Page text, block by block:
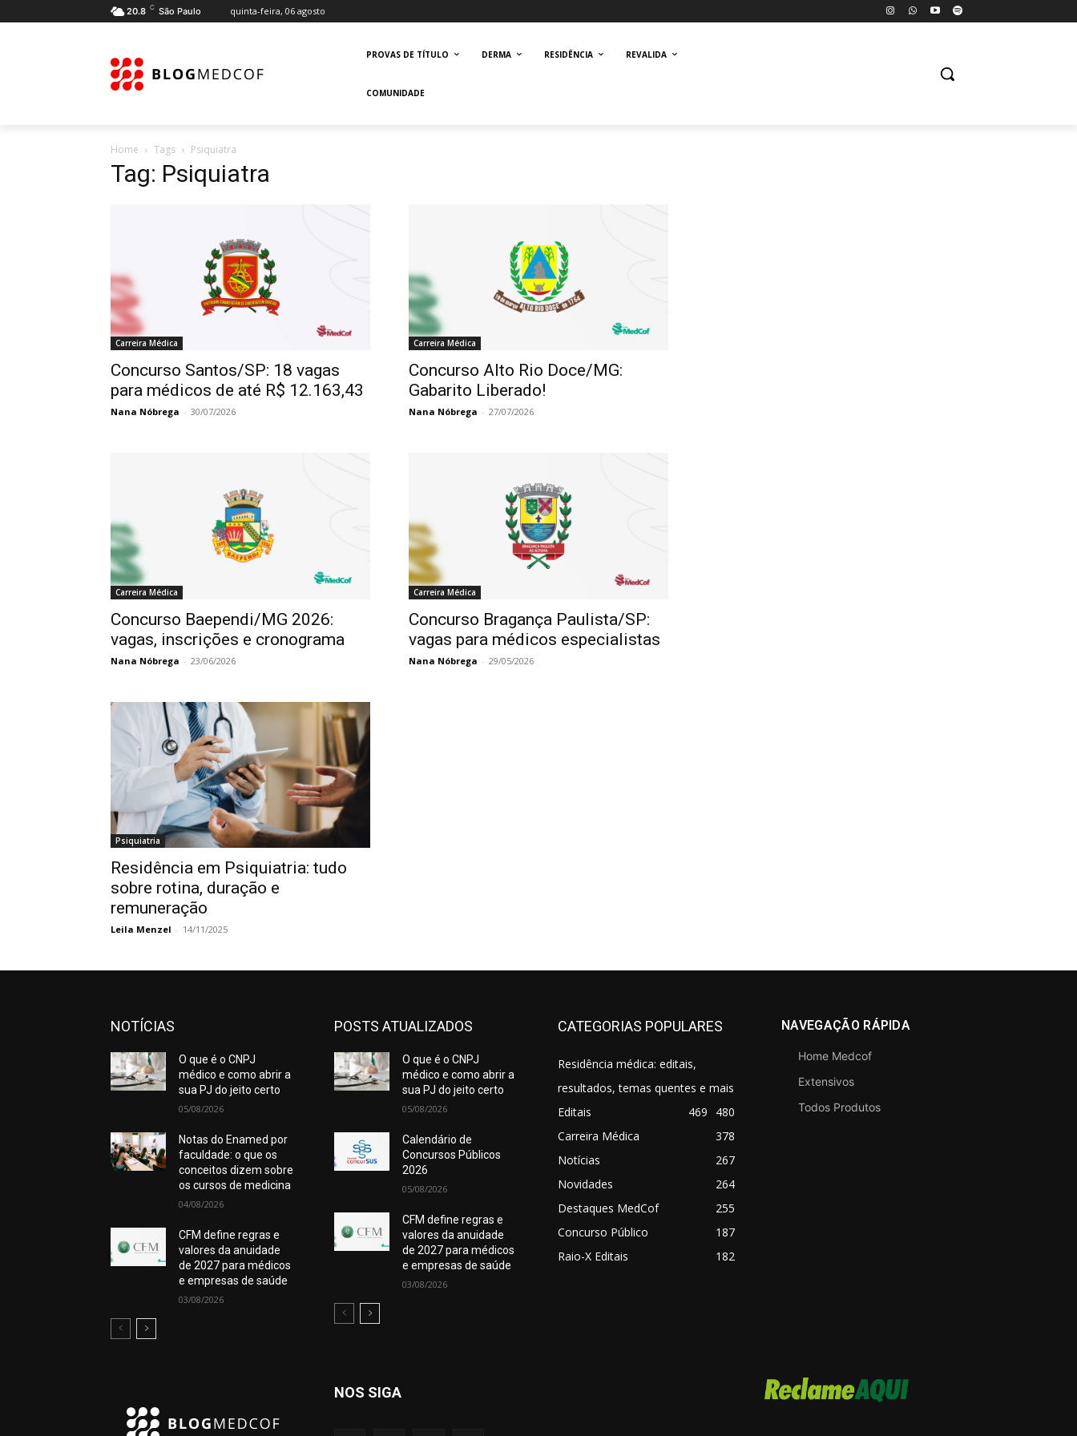
20.8 C São Paulo quinta-feira, 06 agosto
PROVAS DE TÍTULO DERMA RESIDÊNCIA REVALIDA
COMUNIDADE
Home Tags Psiquiatra
Tag: Psiquiatra
Carreira Médica
Concurso Santos/SP: 18 vagas
para médicos de até R$ 12.163,43
Nana Nóbrega - 30/07/2026
Carreira Médica
Concurso Alto Rio Doce/MG:
Gabarito Liberado!
Nana Nóbrega - 27/07/2026
Carreira Médica
Concurso Baependi/MG 2026:
vagas, inscrições e cronograma
Nana Nóbrega - 23/06/2026
Carreira Médica
Concurso Bragança Paulista/SP:
vagas para médicos especialistas
Nana Nóbrega - 29/05/2026
Psiquiatria
Residência em Psiquiatria: tudo
sobre rotina, duração e
remuneração
Leila Menzel - 14/11/2025
NOTÍCIAS
O que é o CNPJ
médico e como abrir a
sua PJ do jeito certo
05/08/2026
Notas do Enamed por
faculdade: o que os
conceitos dizem sobre
os cursos de medicina
04/08/2026
CFM define regras e
valores da anuidade
de 2027 para médicos
e empresas de saúde
03/08/2026
POSTS ATUALIZADOS
O que é o CNPJ
médico e como abrir a
sua PJ do jeito certo
05/08/2026
Calendário de
Concursos Públicos
2026
05/08/2026
CFM define regras e
valores da anuidade
de 2027 para médicos
e empresas de saúde
03/08/2026
CATEGORIAS POPULARES
Residência médica: editais,
resultados, temas quentes e mais
480
Editais
469
Carreira Médica
378
Notícias
267
Novidades
264
Destaques MedCof
255
Concurso Público
187
Raio-X Editais
182
NAVEGAÇÃO RÁPIDA
Home Medcof
Extensivos
Todos Produtos
NOS SIGA